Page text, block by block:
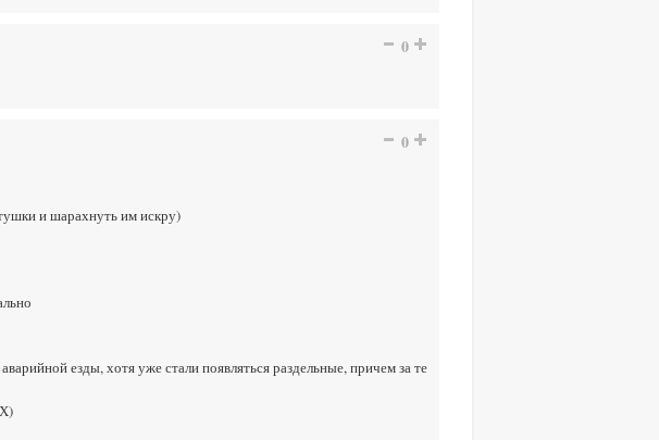
0
0
и шарахнуть им искру)
езды, хотя уже стали появляться раздельные, причем за те